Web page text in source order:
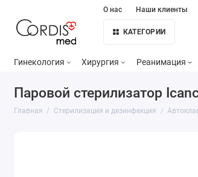
О нас Наши клиенты
КАТЕГОРИИ
Гинекология Хирургия Реанимация
Паровой стерилизатор
Главная Стерилизация и дезинфекция